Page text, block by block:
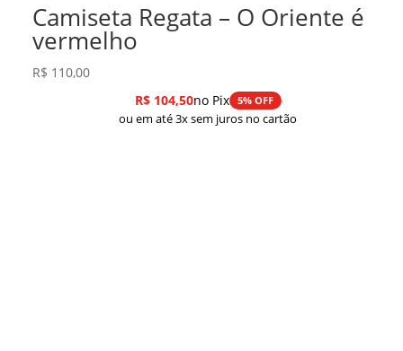
Camiseta Regata – O Oriente é
vermelho
R$ 110,00
R$104,50no Pix 5% OFF
ou em até 3x sem juros no cartão